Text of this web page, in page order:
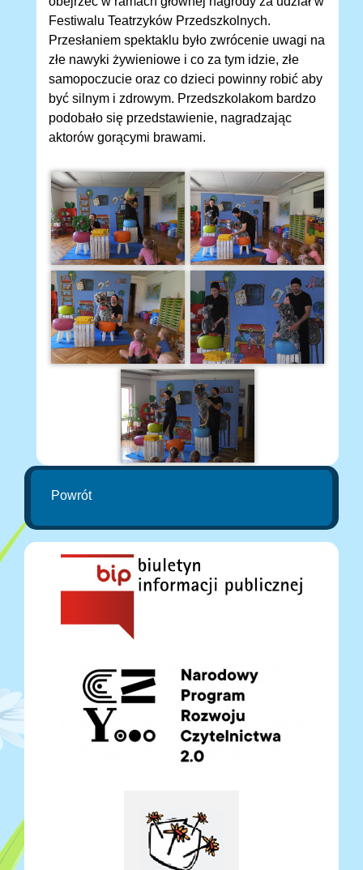
Festiwalu Teatrzyków Przedszkolnych.
Przesłaniem spektaklu było zwrócenie uwagi na
złe nawyki żywieniowe i co za tym idzie, złe
samopoczucie oraz co dzieci powinny robić aby
być silnym i zdrowym. Przedszkolakom bardzo
podobało się przedstawienie, nagradzając
aktorów gorącymi brawami.
Powrót